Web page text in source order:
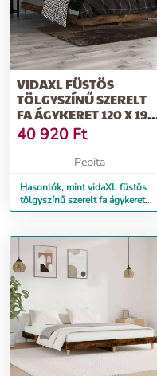
VIDAXL FÜSTÖS
TÖLGYSZÍNŰ SZERELT
FA ÁGYKERET 120 X 190
CM
40 920 Ft
Pepita
Hasonlók, mint vidaXL füstös
tölgyszínű szerelt fa ágykeret
120 x 190 cm